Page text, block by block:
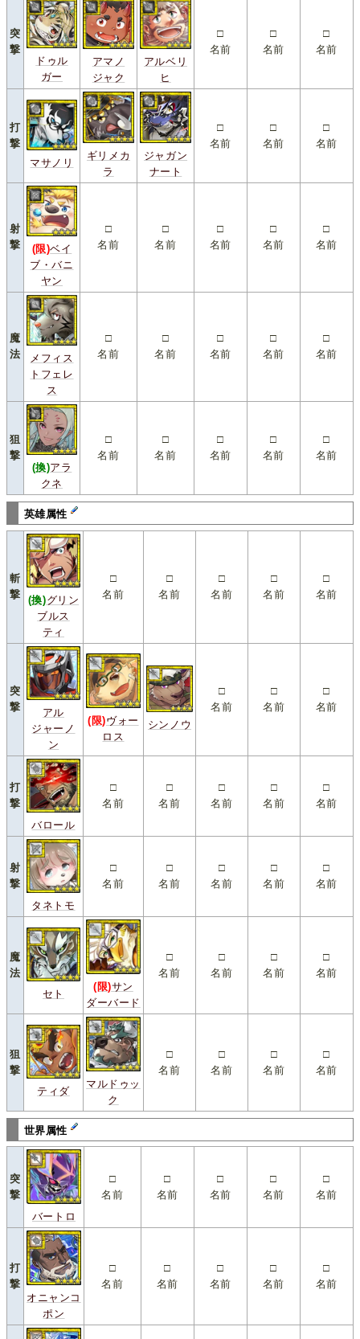
突
撃
ドゥル
ガー
アマノ
ジャク
アルベリ
ヒ
□
名前
□
名前
□
名前
打
撃
マサノリ
ギリメカ
ラ
ジャガン
ナート
□
名前
□
名前
□
名前
射
撃
(限)ベイ
ブ・バニ
ヤン
□
名前
□
名前
□
名前
□
名前
□
名前
魔
法
メフィス
トフェレ
ス
□
名前
□
名前
□
名前
□
名前
□
名前
狙
撃
(換)アラ
クネ
□
名前
□
名前
□
名前
□
名前
□
名前
英雄属性
斬
撃
(換)グリン
ブルス
ティ
□
名前
□
名前
□
名前
□
名前
□
名前
突
撃
アル
ジャーノ
ン
(限)ヴォー
ロス
シンノウ
□
名前
□
名前
□
名前
打
撃
バロール
□
名前
□
名前
□
名前
□
名前
□
名前
射
撃
タネトモ
□
名前
□
名前
□
名前
□
名前
□
名前
魔
法
セト
(限)サン
ダーバード
□
名前
□
名前
□
名前
□
名前
狙
撃
ティダ
マルドゥッ
ク
□
名前
□
名前
□
名前
□
名前
世界属性
突
撃
バートロ
□
名前
□
名前
□
名前
□
名前
□
名前
打
撃
オニャンコ
ポン
□
名前
□
名前
□
名前
□
名前
□
名前